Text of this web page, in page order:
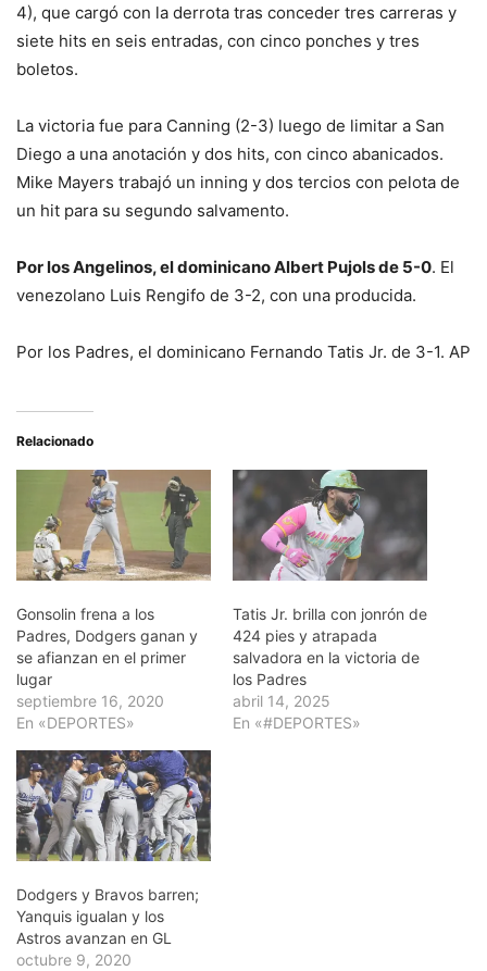
4), que cargó con la derrota tras conceder tres carreras y
siete hits en seis entradas, con cinco ponches y tres
boletos.
La victoria fue para Canning (2-3) luego de limitar a San
Diego a una anotación y dos hits, con cinco abanicados.
Mike Mayers trabajó un inning y dos tercios con pelota de
un hit para su segundo salvamento.
Por los Angelinos, el dominicano Albert Pujols de 5-0. El
venezolano Luis Rengifo de 3-2, con una producida.
Por los Padres, el dominicano Fernando Tatis Jr. de 3-1. AP
Relacionado
Gonsolin frena a los
Padres, Dodgers ganan y
se afianzan en el primer
lugar
septiembre 16, 2020
En «DEPORTES»
Tatis Jr. brilla con jonrón de
424 pies y atrapada
salvadora en la victoria de
los Padres
abril 14, 2025
En «#DEPORTES»
Dodgers y Bravos barren;
Yanquis igualan y los
Astros avanzan en GL
octubre 9, 2020